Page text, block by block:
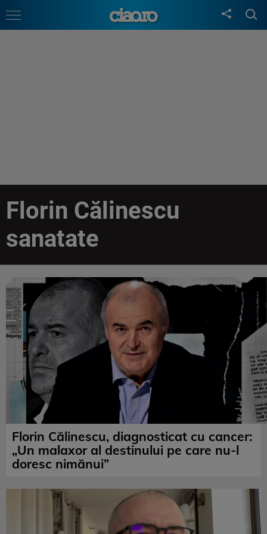
Florin Călinescu
sanatate
Florin Călinescu, diagnosticat cu cancer:
„Un malaxor al destinului pe care nu-l
doresc nimănui”